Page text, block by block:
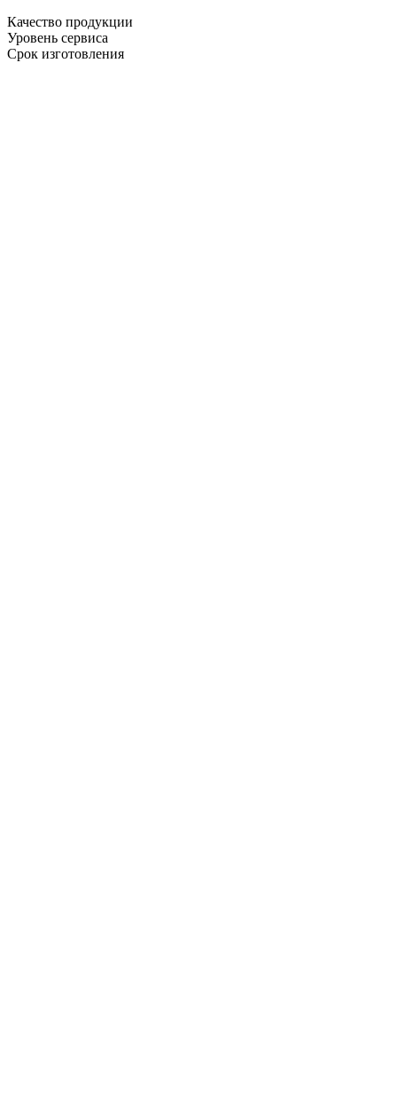
Качество продукции
Уровень сервиса
Срок изготовления